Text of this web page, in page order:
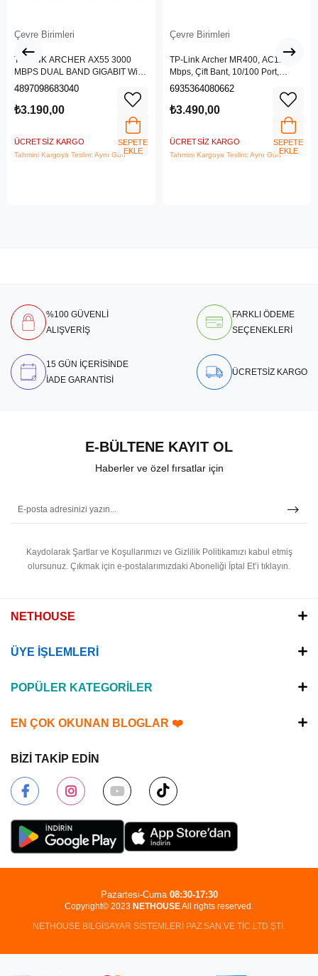
Çevre Birimleri
TP-LINK ARCHER AX55 3000
MBPS DUAL BAND GIGABIT Wi-Fi
6 ROUTER
4897098683040
₺3.190,00
ÜCRETSIZ KARGO
Tahmini Kargoya Teslim: Aynı Gün
SEPETE
EKLE
Çevre Birimleri
TP-Link Archer MR400, AC1200
Mbps, Çift Bant, 10/100 Port,
4G/3G SIM Yuvası, Kablosuz 4G
6935364080662
₺3.490,00
ÜCRETSIZ KARGO
Tahmini Kargoya Teslim: Aynı Gün
SEPETE
EKLE
%100 GÜVENLİ
ALIŞVERİŞ
FARKLI ÖDEME
SEÇENEKLERİ
15 GÜN İÇERİSİNDE
İADE GARANTİSİ
ÜCRETSİZ KARGO
E-BÜLTENE KAYIT OL
Haberler ve özel fırsatlar için
Kaydolarak Şartlar ve Koşullarımızı ve Gizlilik Politikamızı kabul etmiş
olursunuz. Çıkmak için e-postalarımızdaki Aboneliği İptal Et’i tıklayın.
NETHOUSE
ÜYE İŞLEMLERİ
POPÜLER KATEGORİLER
EN ÇOK OKUNAN BLOGLAR ❤️
BİZİ TAKİP EDİN
Copyright© 2023 NETHOUSEAll rights reserved.
NETHOUSE BİLGİSAYAR SİSTEMLERİ PAZ.SAN.VE TİC.LTD.ŞTİ.
Pazartesi-Cuma 08:30-17:30